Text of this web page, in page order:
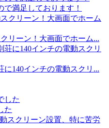
満足しております！
リーン！大画面でホーム...
140インチの電動スクリ...
た